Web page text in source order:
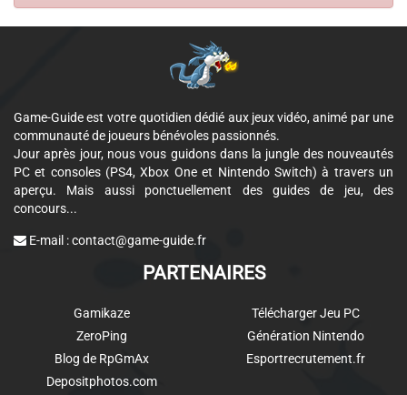
Game-Guide est votre quotidien dédié aux jeux vidéo, animé par une
communauté de joueurs bénévoles passionnés.
Jour après jour, nous vous guidons dans la jungle des nouveautés
PC et consoles (PS4, Xbox One et Nintendo Switch) à travers un
aperçu. Mais aussi ponctuellement des guides de jeu, des
concours...
E-mail :contact@game-guide.fr
PARTENAIRES
Gamikaze
ZeroPing
Blog de RpGmAx
Depositphotos.com
Télécharger Jeu PC
Génération Nintendo
Esportrecrutement.fr